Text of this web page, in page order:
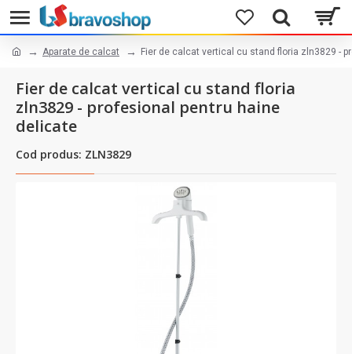
Aparate de calcat Fier de calcat vertical cu stand floria zln3829 -
Fier de calcat vertical cu stand floria
zln3829 - profesional pentru haine
delicate
Cod produs: ZLN3829